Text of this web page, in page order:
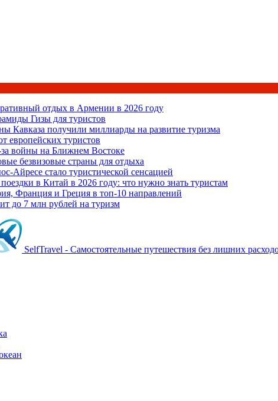
отдых в Армении в 2026 году
Гизы для туристов
Кавказа получили миллиарды на развитие туризма
европейских туристов
войны на Ближнем Востоке
безвизовые страны для отдыха
Айресе стало туристической сенсацией
в Китай в 2026 году: что нужно знать туристам
Франция и Греция в топ-10 направлений
до 7 млн рублей на туризм
SelfTravel - Самостоятельные путешествия без лишних